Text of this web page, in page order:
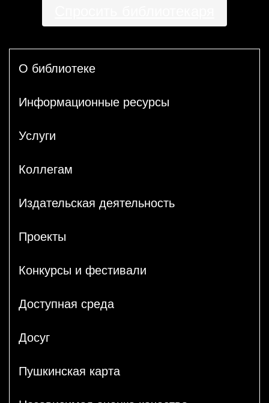
О библиотеке
Информационные ресурсы
Услуги
Коллегам
Издательская деятельность
Проекты
Конкурсы и фестивали
Доступная среда
Досуг
Пушкинская карта